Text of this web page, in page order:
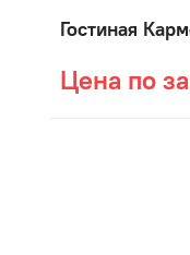
Гостиная
Цена по